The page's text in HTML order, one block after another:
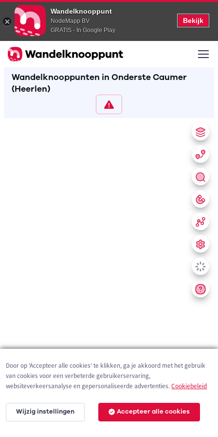
Wandelknooppunt
NodeMapp BV
GRATIS - In Google Play
Bekijk
Wandelknooppunten in Onderste Caumer
(Heerlen)
200 m
Door op 'Accepteer alle cookies' te klikken, ga je akkoord met het gebruik
van cookies voor een verbeterde gebruikerservaring,
websiteverkeersanalyse en gepersonaliseerde advertenties.Cookiebeleid
Wijzig instellingen Accepteer alle cookies